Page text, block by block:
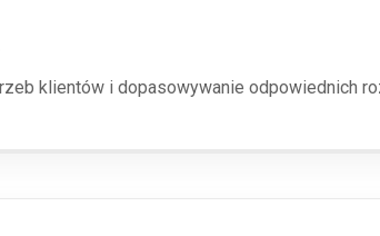
klientów i dopasowywanie odpowiednich